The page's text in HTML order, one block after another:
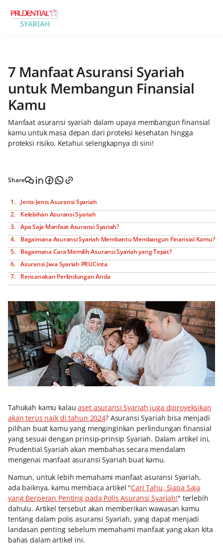
7 Manfaat Asuransi Syariah
untuk Membangun Finansial
Kamu
Manfaat asuransi syariah dalam upaya membangun finansial
kamu untuk masa depan dari proteksi kesehatan hingga
proteksi risiko. Ketahui selengkapnya di sini!
Share
Jenis-Jenis Asuransi Syariah
Kelebihan Asuransi Syariah
Apa Saja Manfaat Asuransi Syariah?
Bagaimana Asuransi Syariah Membantu Membangun Finansial Kamu?
Bagaimana Cara Memilih Asuransi Syariah yang Tepat?
Asuransi Jiwa Syariah PRUCinta
Rencanakan Perlindungan Anda
Tahukah kamu kalauaset asuransi Syariah juga diproyeksikan
akan terus naik di tahun 2024? Asuransi Syariah bisa menjadi
pilihan buat kamu yang menginginkan perlindungan finansial
yang sesuai dengan prinsip-prinsip Syariah. Dalam artikel ini,
Prudential Syariah akan membahas secara mendalam
mengenai manfaat asuransi Syariah buat kamu.
Namun, untuk lebih memahami manfaat asuransi Syariah,
ada baiknya, kamu membaca artikel "Cari Tahu, Siapa Saja
yang Berperan Penting pada Polis Asuransi Syariah!" terlebih
dahulu. Artikel tersebut akan memberikan wawasan kamu
tentang dalam polis asuransi Syariah, yang dapat menjadi
landasan penting sebelum memahami manfaat yang akan kita
bahas dalam artikel ini.